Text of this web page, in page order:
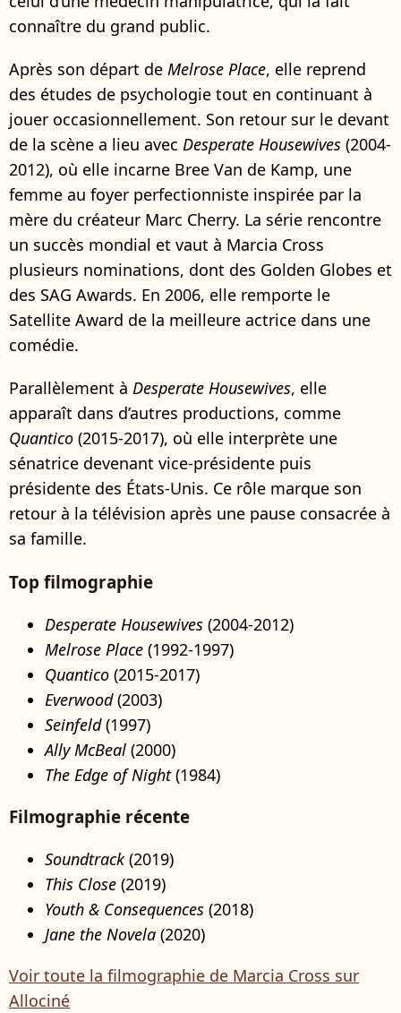
connaître du grand public.
Après son départ de Melrose Place, elle reprend
des études de psychologie tout en continuant à
jouer occasionnellement. Son retour sur le devant
de la scène a lieu avec Desperate Housewives (2004-
2012), où elle incarne Bree Van de Kamp, une
femme au foyer perfectionniste inspirée par la
mère du créateur Marc Cherry. La série rencontre
un succès mondial et vaut à Marcia Cross
plusieurs nominations, dont des Golden Globes et
des SAG Awards. En 2006, elle remporte le
Satellite Award de la meilleure actrice dans une
comédie.
Parallèlement à Desperate Housewives, elle
apparaît dans d’autres productions, comme
Quantico (2015-2017), où elle interprète une
sénatrice devenant vice-présidente puis
présidente des États-Unis. Ce rôle marque son
retour à la télévision après une pause consacrée à
sa famille.
Top filmographie
Desperate Housewives (2004-2012)
Melrose Place (1992-1997)
Quantico (2015-2017)
Everwood(2003)
Seinfeld(1997)
Ally McBeal (2000)
The Edge of Night(1984)
Filmographie récente
Soundtrack(2019)
This Close (2019)
Youth & Consequences (2018)
Jane the Novela (2020)
Voir toute la filmographie de Marcia Cross sur
Allociné